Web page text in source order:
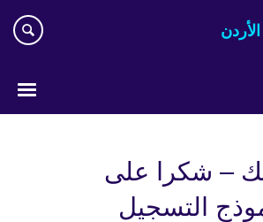
الأردن
– شكرا على
التسجيل